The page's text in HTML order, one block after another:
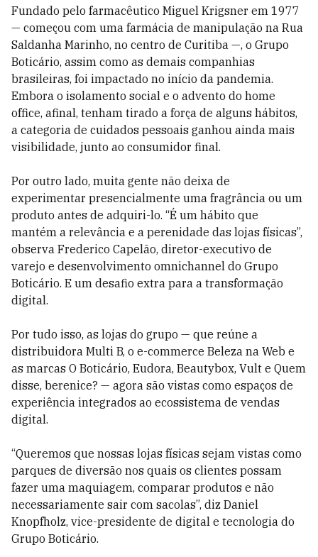
Fundado pelo farmacêutico Miguel Krigsner em 1977
— começou com uma farmácia de manipulação na Rua
Saldanha Marinho, no centro de Curitiba —, o Grupo
Boticário, assim como as demais companhias
brasileiras, foi impactado no início da pandemia.
Embora o isolamento social e o advento do home
office, afinal, tenham tirado a força de alguns hábitos,
a categoria de cuidados pessoais ganhou ainda mais
visibilidade, junto ao consumidor final.
Por outro lado, muita gente não deixa de
experimentar presencialmente uma fragrância ou um
produto antes de adquiri-lo. “É um hábito que
mantém a relevância e a perenidade das lojas físicas”,
observa Frederico Capelão, diretor-executivo de
varejo e desenvolvimento omnichannel do Grupo
Boticário. E um desafio extra para a transformação
digital.
Por tudo isso, as lojas do grupo — que reúne a
distribuidora Multi B, o e-commerce Beleza na Web e
as marcas O Boticário, Eudora, Beautybox, Vult e Quem
disse, berenice? — agora são vistas como espaços de
experiência integrados ao ecossistema de vendas
digital.
“Queremos que nossas lojas físicas sejam vistas como
parques de diversão nos quais os clientes possam
fazer uma maquiagem, comparar produtos e não
necessariamente sair com sacolas”, diz Daniel
Knopfholz, vice-presidente de digital e tecnologia do
Grupo Boticário.